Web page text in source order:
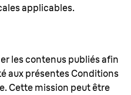
applicables.
les contenus publiés afin
aux présentes Conditions
Cette mission peut être